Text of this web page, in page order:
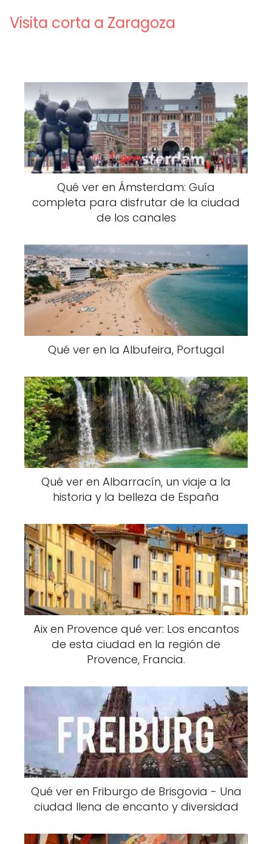
Visita corta a Zaragoza
Qué ver en Ámsterdam: Guía
completa para disfrutar de la ciudad
de los canales
Qué ver en la Albufeira, Portugal
Qué ver en Albarracín, un viaje a la
historia y la belleza de España
Aix en Provence qué ver: Los encantos
de esta ciudad en la región de
Provence, Francia.
Qué ver en Friburgo de Brisgovia - Una
ciudad llena de encanto y diversidad